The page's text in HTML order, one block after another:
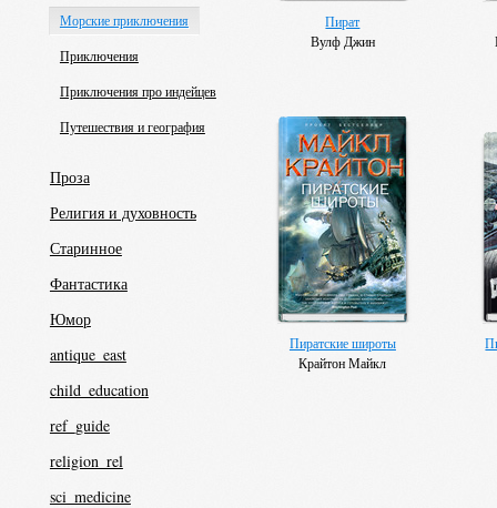
Морские приключения
Приключения
Приключения про индейцев
Путешествия и география
Проза
Религия и духовность
Старинное
Фантастика
Юмор
antique_east
child_education
ref_guide
religion_rel
sci_medicine
Пират
Вулф Джин
Пиратские широты
Крайтон Майкл